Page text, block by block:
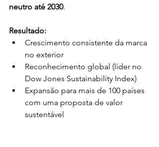
neutro até 2030.
Resultado:
Crescimento consistente da marca
no exterior
Reconhecimento global (líder no
Dow Jones Sustainability Index)
Expansão para mais de 100 países
com uma proposta de valor
sustentável